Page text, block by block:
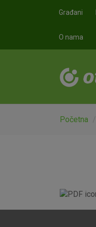
Građani
O nama
Početna